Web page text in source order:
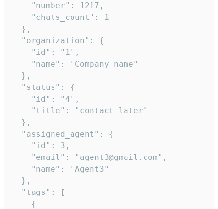
    "number": 1217,
    "chats_count": 1
  },
  "organization": {
    "id": "1",
    "name": "Company name"
  },
  "status": {
    "id": "4",
    "title": "contact_later"
  },
  "assigned_agent": {
    "id": 3,
    "email": "agent3@gmail.com",
    "name": "Agent3"
  },
  "tags": [
    {